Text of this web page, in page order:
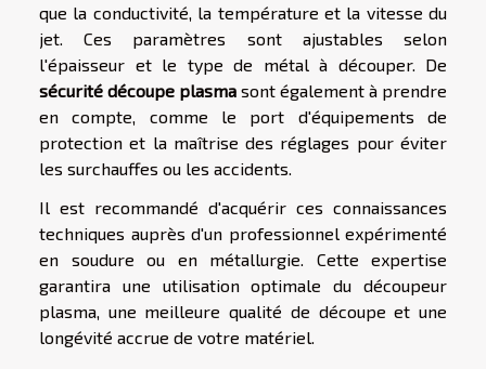
que la conductivité, la température et la vitesse du
jet. Ces paramètres sont ajustables selon
l'épaisseur et le type de métal à découper. De
sécurité découpe plasma sont également à prendre
en compte, comme le port d'équipements de
protection et la maîtrise des réglages pour éviter
les surchauffes ou les accidents.
Il est recommandé d'acquérir ces connaissances
techniques auprès d'un professionnel expérimenté
en soudure ou en métallurgie. Cette expertise
garantira une utilisation optimale du découpeur
plasma, une meilleure qualité de découpe et une
longévité accrue de votre matériel.